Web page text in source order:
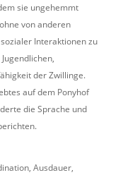
sie ungehemmt
von anderen
Interaktionen zu
der Zwillinge.
auf dem Ponyhof
die Sprache und
Ausdauer,